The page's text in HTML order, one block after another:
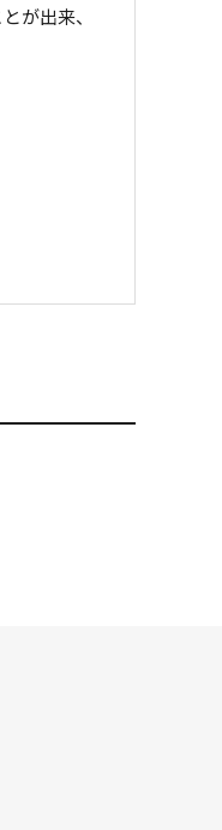
が出来、